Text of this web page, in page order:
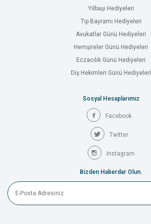
Yılbaşı Hediyeleri
Tıp Bayramı Hediyeleri
Avukatlar Günü Hediyeleri
Hemşireler Günü Hediyeleri
Eczacılık Günü Hediyeleri
Diş Hekimleri Günü Hediyeleri
Sosyal Hesaplarımız
Facebook
Twitter
Instagram
Bizden Haberdar Olun.